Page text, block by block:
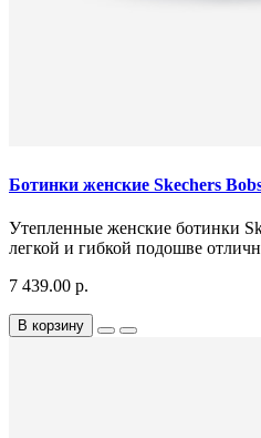
Ботинки женские Skechers
Утепленные женские ботинки
легкой и гибкой подошве
7 439.00 р.
В корзину